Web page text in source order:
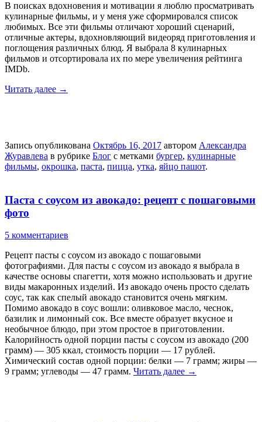
В поисках вдохновения и мотивации я люблю просматривать
кулинарные фильмы, и у меня уже сформировался список
любимых. Все эти фильмы отличают хороший сценарий,
отличные актеры, вдохновляющий видеоряд приготовления и
поглощения различных блюд. Я выбрала 8 кулинарных
фильмов и отсортировала их по мере увеличения рейтинга
IMDb.
Читать далее →
Запись опубликована Октябрь 16, 2017 автором Александра
Журавлева в рубрике Блог с метками бургер, кулинарные
фильмы, окрошка, паста, пицца, утка, яйцо пашот.
Паста с соусом из авокадо: рецепт с пошаговыми
фото
5 комментариев
Рецепт пасты с соусом из авокадо с пошаговыми
фотографиями. Для пасты с соусом из авокадо я выбрала в
качестве основы спагетти, хотя можно использовать и другие
виды макаронных изделий. Из авокадо очень просто сделать
соус, так как спелый авокадо становится очень мягким.
Помимо авокадо в соус вошли: оливковое масло, чеснок,
базилик и лимонный сок. Все вместе образует вкусное и
необычное блюдо, при этом простое в приготовлении.
Калорийность одной порции пасты с соусом из авокадо (200
грамм) — 305 ккал, стоимость порции — 17 рублей.
Химический состав одной порции: белки — 7 грамм; жиры —
9 грамм; углеводы — 47 грамм. Читать далее →